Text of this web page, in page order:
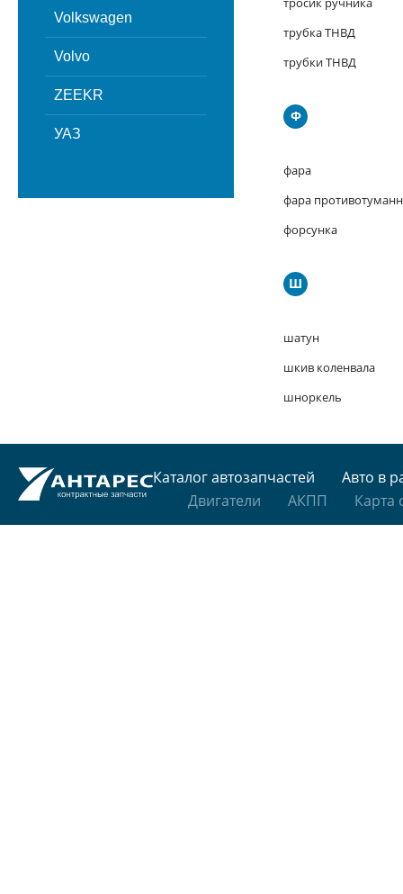
Volkswagen
Volvo
ZEEKR
УАЗ
трубка ТНВД
трубки ТНВД
Ф
фара
фара
форсунка
Ш
шатун
шкив коленвала
шноркель
Каталог автозапчастей
Авто в
Двигатели
АКПП Карта